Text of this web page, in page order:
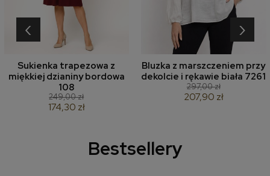
Sukienka trapezowa z
miękkiej dzianiny bordowa
108
249,00 zł
174,30 zł
Bluzka z marszczeniem przy
dekolcie i rękawie biała 7261
297,00 zł
207,90 zł
‹ ›
Bestsellery